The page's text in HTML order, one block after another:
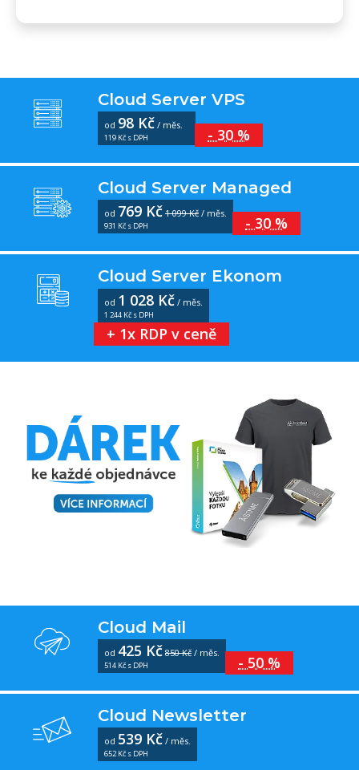
Cloud Server VPS
od 98 Kč / měs.
119 Kč s DPH - 30 %
Cloud Server Managed
od 769 Kč 1 099 Kč / měs.
931 Kč s DPH - 30 %
Cloud Server Ekonom
od 1 028 Kč / měs.
1 244 Kč s DPH
+ 1x RDP v ceně
Cloud Mail
od 425 Kč 850 Kč / měs.
514 Kč s DPH - 50 %
Cloud Newsletter
od 539 Kč / měs.
652 Kč s DPH